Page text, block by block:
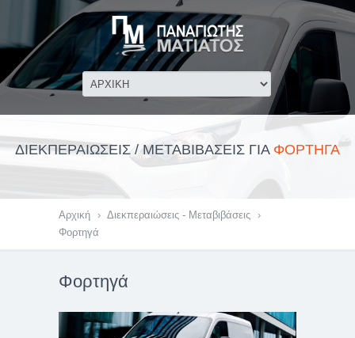
ΔΙΕΚΠΕΡΑΙΩΣΕΙΣ / ΜΕΤΑΒΙΒΑΣΕΙΣ ΓΙΑ ΦΟΡΤΗΓΑ
Αρχική › Διεκπεραιώσεις - Μεταβιβάσεις
›
Φορτηγά
Φορτηγά